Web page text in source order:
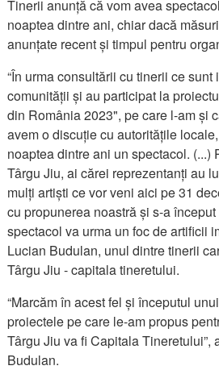
Tinerii anunță că vom avea
noaptea dintre ani, chiar dacă
anunțate recent și timpul pentru
“În urma consultării cu tinerii ce
comunității și au participat la
din România 2023", pe care l-am și
avem o discuție cu autoritățile
noaptea dintre ani un spectacol. (...)
Târgu Jiu, ai cărei reprezentanți au
mulți artiști ce vor veni aici pe 31
cu propunerea noastră și s-a
spectacol va urma un foc de artificii
Lucian Budulan, unul dintre tinerii
Târgu Jiu - capitala tineretului.
“Marcăm în acest fel și începutul
proiectele pe care le-am propus
Târgu Jiu va fi Capitala Tineretului”,
Budulan.